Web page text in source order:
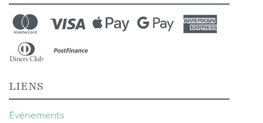
LIENS
Événements